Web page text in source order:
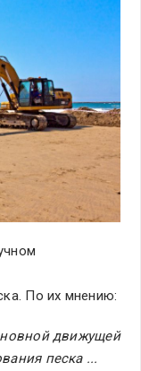
По их мнению:
движущей
песка ...